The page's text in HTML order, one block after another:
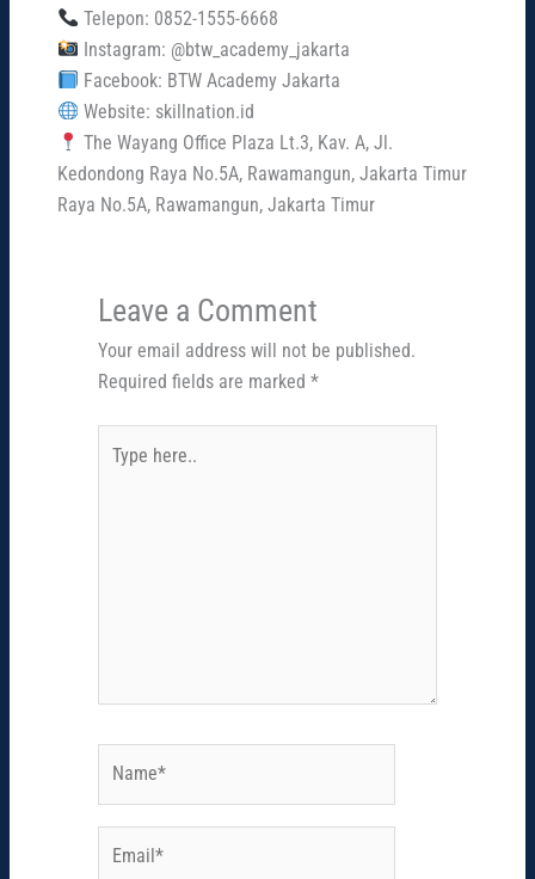
Telepon: 0852-1555-6668
Instagram: @btw_academy_jakarta
Facebook: BTW Academy Jakarta
Website: skillnation.id
The Wayang Office Plaza Lt.3, Kav. A, Jl.
Kedondong Raya No.5A, Rawamangun, Jakarta Timur
Raya No.5A, Rawamangun, Jakarta Timur
Leave a Comment
Your email address will not be published.
Required fields are marked *
here..